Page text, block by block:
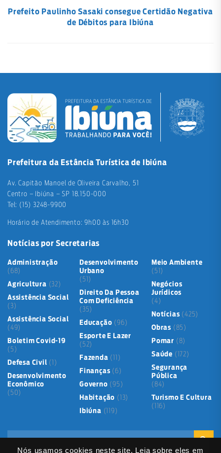
Nós usamos cookies neste site. Leia sobre eles em
Prefeito Paulinho Sasaki consegue Certidão Negativa
de Débitos para Ibiúna
Prefeitura da Estância Turística de Ibiúna
Av. Capitão Manoel de Oliveira Carvalho, 51
Centro – Ibiúna – SP 18.150-000
Tel: (15) 3248-9900
Horário de Atendimento: 9h00 às 16h30
Notícias por Secretarias
Administração
(68)
Agricultura (32)
Assistência Social
(3)
Assistência Social
(49)
Boletim Covid-19
(5)
Defesa Civil (1)
Desenvolvimento
Econômico
(50)
Desenvolvimento
Urbano
(51)
Direito Da Pessoa
Com Deficiência
(35)
Educação (96)
Esporte E Lazer
(52)
Fazenda (11)
Finanças (6)
Governo (95)
Habitação (13)
Ibiúna (119)
Meio Ambiente
(51)
Negócios
Jurídicos
(4)
Notícias (425)
Obras (85)
Pomar (8)
Saúde (172)
Segurança
Pública
(84)
Turismo E Cultura
(116)